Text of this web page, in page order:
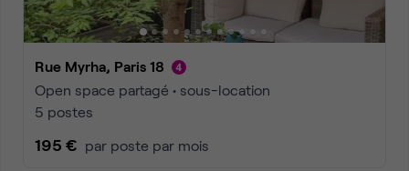
Rue Myrha, Paris 18
Open space partagé • sous-location
5 postes
195 € par poste par mois